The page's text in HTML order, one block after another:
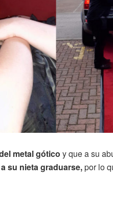
metal gótico y que a su
su nieta graduarse,por lo